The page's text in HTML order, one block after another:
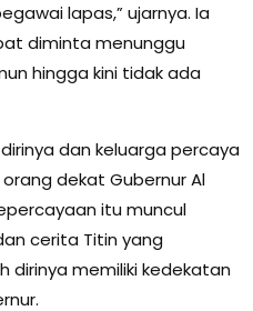
lapas,” ujarnya. Ia
diminta menunggu
hingga kini tidak ada
dan keluarga percaya
dekat Gubernur Al
itu muncul
cerita Titin yang
dirinya memiliki kedekatan